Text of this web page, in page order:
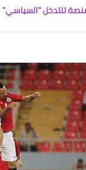
للتدخل "السياسي"